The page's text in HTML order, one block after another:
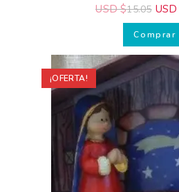
USD $15.05 USD
Comprar
¡OFERTA!
¿Deseas
ayuda
Gratis?
Pesebres,
decoración
tu piel!